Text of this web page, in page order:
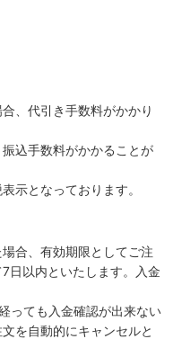
、代引き手数料がかかり
込手数料がかかることが
示となっております。
合、有効期限としてご注
日以内といたします。入金
っても入金確認が出来ない
を自動的にキャンセルと